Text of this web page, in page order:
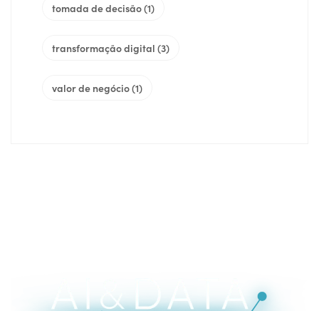
tomada de decisão(1)
transformação digital (3)
valor de negócio(1)